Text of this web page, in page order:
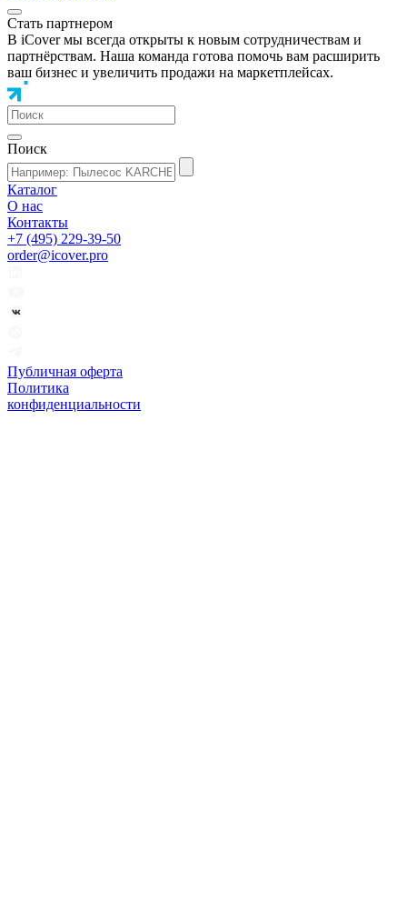
Стать партнером
В iCover мы всегда открыты к новым сотрудничествам и
партнёрствам. Наша команда готова помочь вам расширить
ваш бизнес и увеличить продажи на маркетплейсах.
Поиск
Каталог
О нас
Контакты
+7 (495) 229-39-50
order@icover.pro
Публичная оферта
Политика
конфиденциальности